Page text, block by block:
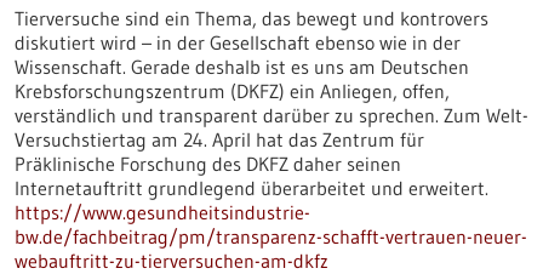
Tierversuche sind ein Thema, das bewegt und kontrovers
diskutiert wird – in der Gesellschaft ebenso wie in der
Wissenschaft. Gerade deshalb ist es uns am Deutschen
Krebsforschungszentrum (DKFZ) ein Anliegen, offen,
verständlich und transparent darüber zu sprechen. Zum Welt-
Versuchstiertag am 24. April hat das Zentrum für
Präklinische Forschung des DKFZ daher seinen
Internetauftritt grundlegend überarbeitet und erweitert.
https://www.gesundheitsindustrie-
bw.de/fachbeitrag/pm/transparenz-schafft-vertrauen-neuer-
webauftritt-zu-tierversuchen-am-dkfz